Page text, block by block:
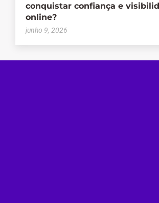
conquistar confiança e
online?
junho 9, 2026